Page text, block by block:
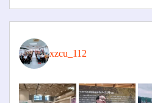
xzcu_112